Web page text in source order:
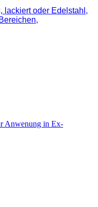
lackiert oder Edelstahl,
Anwenung in Ex-